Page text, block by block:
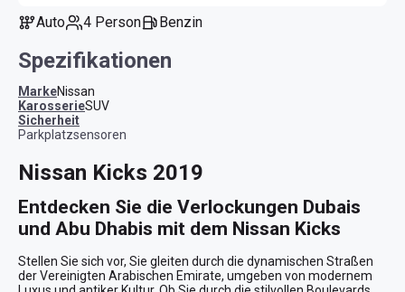
Auto 4 Person Benzin
Spezifikationen
MarkeNissan
KarosserieSUV
Sicherheit
Parkplatzsensoren
Nissan Kicks 2019
Entdecken Sie die Verlockungen Dubais
und Abu Dhabis mit dem Nissan Kicks
Stellen Sie sich vor, Sie gleiten durch die dynamischen Straßen
der Vereinigten Arabischen Emirate, umgeben von modernem